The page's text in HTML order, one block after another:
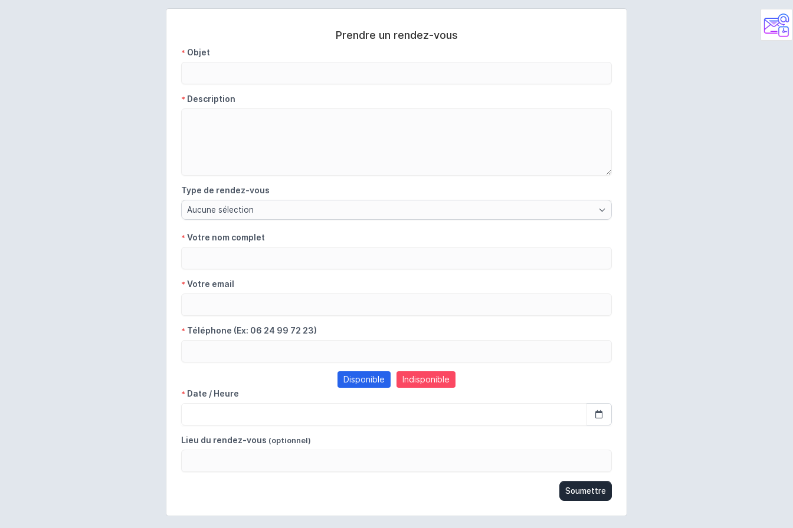
Prendre un rendez-vous
* Objet
* Description
Type de rendez-vous
Aucune sélection
* Votre nom complet
* Votre email
* Téléphone (Ex: 06 24 99 72 23)
Disponible Indisponible
* Date / Heure
Lieu du rendez-vous (optionnel)
Soumettre